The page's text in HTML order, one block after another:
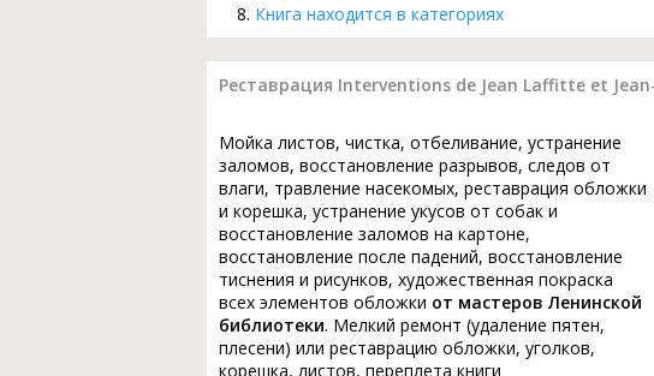
Книга находится в категориях
Реставрация Interventions de Jean Laffitte et
Мойка листов, чистка, отбеливание, устранение
заломов, восстановление разрывов, следов от
влаги, травление насекомых, реставрация обложки
и корешка, устранение укусов от собак и
восстановление заломов на картоне,
восстановление после падений, восстановление
тиснения и рисунков, художественная покраска
всех элементов обложки от мастеров Ленинской
библиотеки. Мелкий ремонт (удаление пятен,
плесени) или реставрацию обложки, уголков,
корешка, листов, переплета книги